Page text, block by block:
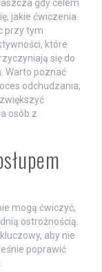
gdy celem
jakie ćwiczenia
przy tym
które
się do
Warto poznać
odchudzania,
osób z
mogą ćwiczyć,
ostrożnością.
aby nie
poprawić